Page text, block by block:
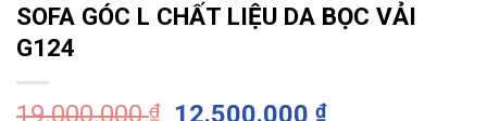
SOFA GÓC L CHẤT LIỆU DA BỌC VẢI
G124
19.000.000₫
Giá
12.500.000₫Giá